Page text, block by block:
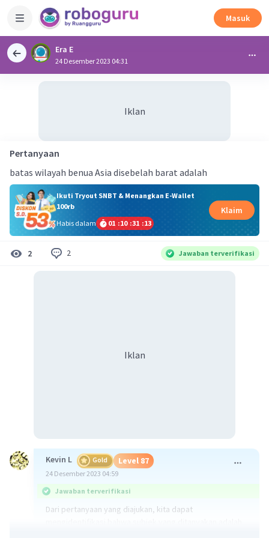
Masuk
Era E
24 Desember 2023 04:31
Iklan
Pertanyaan
batas wilayah benua Asia disebelah barat adalah
Ikuti Tryout SNBT & Menangkan E-Wallet
100rb
Habis dalam
01 :10 :31 :12
Klaim
2 2 Jawaban terverifikasi
Iklan
Kevin L Gold Level 87
24 Desember 2023 04:59
Jawaban terverifikasi
Dari pertanyaan yang diajukan, kita dapat